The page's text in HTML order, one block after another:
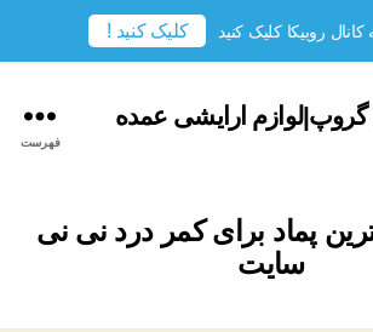
گروپ|لوازم ارایشی عمده
فهرست
پماد برای کمر درد نی نی
سایت
روبیکا کلیک کنید کلیک کنید !